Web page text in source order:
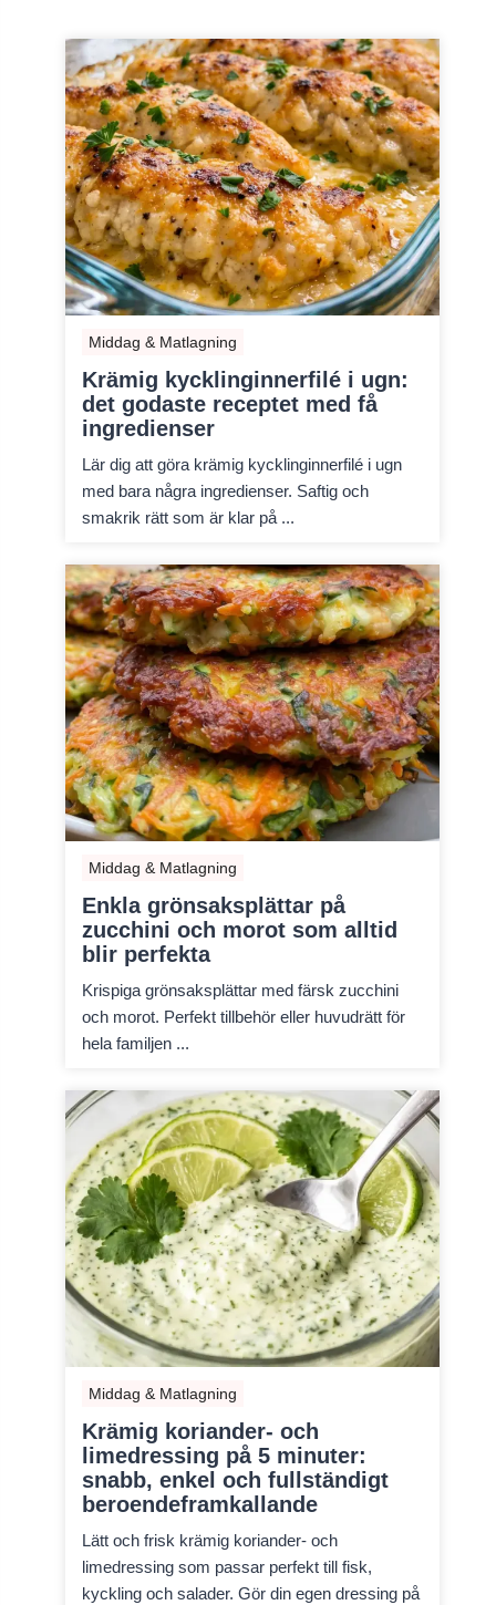
Middag & Matlagning
Krämig kycklinginnerfilé i ugn:
det godaste receptet med få
ingredienser
Lär dig att göra krämig kycklinginnerfilé i ugn
med bara några ingredienser. Saftig och
smakrik rätt som är klar på ...
Middag & Matlagning
Enkla grönsaksplättar på
zucchini och morot som alltid
blir perfekta
Krispiga grönsaksplättar med färsk zucchini
och morot. Perfekt tillbehör eller huvudrätt för
hela familjen ...
Middag & Matlagning
Krämig koriander- och
limedressing på 5 minuter:
snabb, enkel och fullständigt
beroendeframkallande
Lätt och frisk krämig koriander- och
limedressing som passar perfekt till fisk,
kyckling och salader. Gör din egen dressing på